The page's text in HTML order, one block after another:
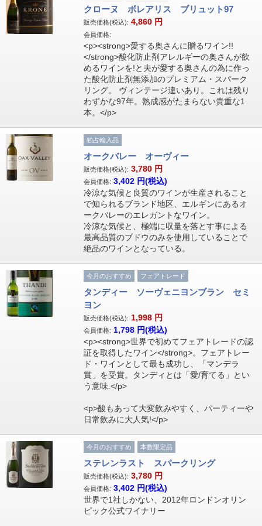
クローヌ ボレアリス ブリュット97
販売価格(税込): 4,860 円
会員価格:
<p><strong>愛する奥さんに贈るワイン!!
</strong>酸化防止剤アレルギーの奥さんが飲
めるワインを!と夫が愛する奥さんの為に作っ
た酸化防止剤無添加のプレミアム・スパーク
リング。 ヴィンテージ違いあり。これは残り
わずかな97年。熟成感がたまらない貴重な1
本。</p>
独占輸入品
オークバレー オーヴィー
販売価格(税込): 3,780 円
会員価格: 3,402 円(税込)
冷涼な気候と良質のワインが生産されること
で知られるブランド地区、エルギンにあるオ
ークバレーのエレガントなワイン。
冷涼な気候と、極端に収量を落とす事による
最高品質のブドウのみを使用していることで
絶品のワインとなっている。
今月のおすすめ フェアトレード
タンディー ソーヴェニヨンブラン セミ
ヨン
販売価格(税込): 1,998 円
会員価格: 1,798 円(税込)
<p><strong>世界で初めてフェアトレードの認
証を取得したワイン</strong>。フェアトレー
ド・ワインとして最も成功し、「マンデラ
賞」を受賞。タンディとは「愛/育てる」とい
う意味.</p>
<p>酸もあって大変飲みやすく、パーティーや
日常飲みに大人気!</p>
今月のおすすめ 本数限定品
ステレンラスト スパークリング
販売価格(税込): 3,780 円
会員価格: 3,402 円(税込)
世界で1社しかない、2012年ロンドンオリン
ピック公式ワイナリー